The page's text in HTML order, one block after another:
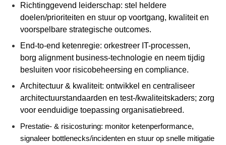
Richtinggevend leiderschap: stel heldere
doelen/prioriteiten en stuur op voortgang, kwaliteit en
voorspelbare strategische outcomes.
End-to-end ketenregie: orkestreer IT-processen,
borg alignmentbusiness-technologie en neem tijdig
besluiten voor risicobeheersing en compliance.
Architectuur & kwaliteit: ontwikkel en centraliseer
architectuurstandaarden en test-/kwaliteitskaders; zorg
voor eenduidige toepassing organisatiebreed.
Prestatie- & risicosturing: monitor ketenperformance,
signaleer bottlenecks/incidenten en stuur op snelle mitigatie